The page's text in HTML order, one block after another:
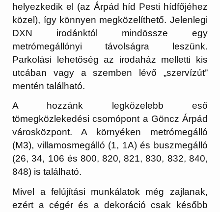
helyezkedik el (az Árpád híd Pesti hídfőjéhez
közel), így könnyen megközelíthető. Jelenlegi
DXN irodánktól mindössze egy
metrómegállónyi távolságra leszünk.
Parkolási lehetőség az irodaház melletti kis
utcában vagy a szemben lévő „szervízút”
mentén található.
A hozzánk legközelebb eső
tömegközlekedési csomópont a Göncz Árpád
városközpont. A környéken metrómegálló
(M3), villamosmegálló (1, 1A) és buszmegálló
(26, 34, 106 és 800, 820, 821, 830, 832, 840,
848) is található.
Mivel a felújítási munkálatok még zajlanak,
ezért a cégér és a dekoráció csak később